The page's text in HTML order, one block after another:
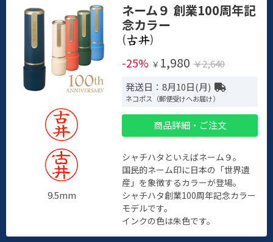
9.5mm
ネーム９ 創業100周年記
念カラー
(
)
-25% ￥ 1,980 ￥2,640
発送日：8月10日(月)
ネコポス（郵便受けへお届け）
商品詳細・ご注文
シャチハタといえばネーム９。
国民的ネーム印に日本の「世界遺
産」を象徴するカラーが登場。
シャチハタ創業100周年記念カラー
モデルです。
インクの色は朱色です。